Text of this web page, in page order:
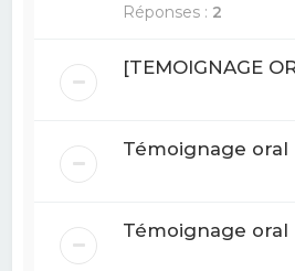
Réponses : 2
[TEMOIGNAGE
Témoignage oral
Témoignage oral